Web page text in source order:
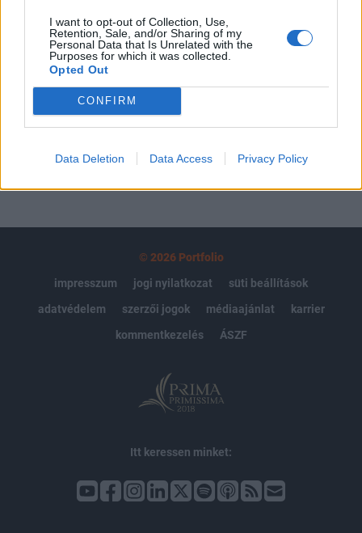
I want to opt-out of Collection, Use,
Retention, Sale, and/or Sharing of my
Personal Data that Is Unrelated with the
Purposes for which it was collected.
Opted Out
CONFIRM
Data Deletion Data Access Privacy Policy
kötéslistái
MÁR ELŐFIZETŐNK VAGY?BEJELENTKEZÉS
© 2026 Portfolio
impresszum
jogi nyilatkozat
süti beállítások
adatvédelem
szerzői jogok médiaajánlat
karrier
kommentkezelés
ÁSZF
Itt keressen minket: